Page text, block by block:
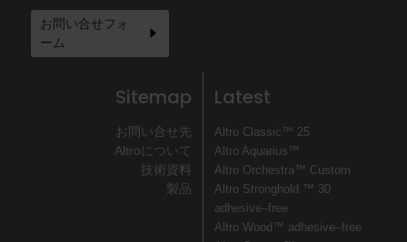
お問い合せフォ
ーム
Sitemap
お問い合せ先
Altroについて
技術資料
製品
Latest
Altro Classic™ 25
Altro Aquarius™
Altro Orchestra™ Custom
Altro Stronghold ™ 30
adhesive–free
Altro Wood™ adhesive–free